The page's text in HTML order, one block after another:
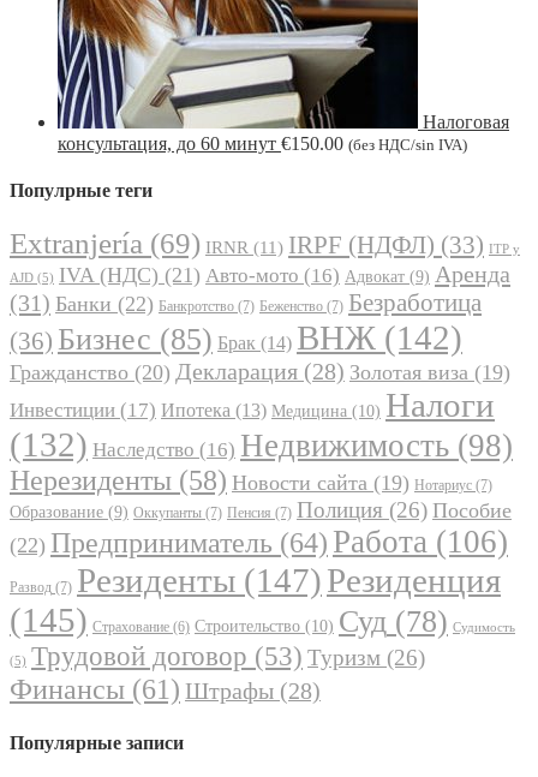
Налоговая
консультация, до 60 минут €150.00 (без НДС/sin IVA)
Популрные теги
Extranjería (69) IRNR (11) IRPF (НДФЛ) (33) ITP y
AJD (5) IVA (НДС) (21) Авто-мото (16) Адвокат (9) Аренда
(31) Банки (22) Банкротство (7) Беженство (7) Безработица
(36) Бизнес (85) Брак (14) ВНЖ (142)
Гражданство (20) Декларация (28) Золотая виза (19)
Инвестиции (17) Ипотека (13) Медицина (10) Налоги
(132) Наследство (16) Недвижимость (98)
Нерезиденты (58) Новости сайта (19) Нотариус (7)
Образование (9) Оккупанты (7) Пенсия (7) Полиция (26) Пособие
(22) Предприниматель (64) Работа (106)
Развод (7) Резиденты (147)Резиденция
(145) Страхование (6) Строительство (10) Суд (78) Судимость
(5) Трудовой договор (53) Туризм (26)
Финансы (61) Штрафы (28)
Популярные записи